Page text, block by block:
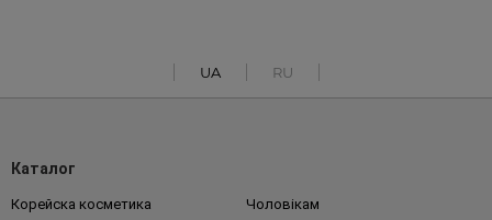
UA RU
Каталог
Корейска косметика Чоловікам